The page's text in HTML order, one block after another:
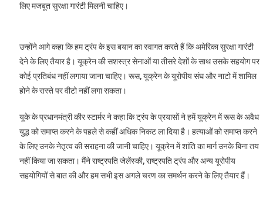
लिए मजबूत सुरक्षा गारंटी मिलनी चाहिए।
उन्होंने आगे कहा कि हम ट्रंप के इस बयान का स्वागत करते हैं कि अमेरिका सुरक्षा गारंटी
देने के लिए तैयार है। यूक्रेन की सशस्त्र सेनाओं या तीसरे देशों के साथ उसके सहयोग पर
कोई प्रतिबंध नहीं लगाया जाना चाहिए। रूस, यूक्रेन के यूरोपीय संघ और नाटो में शामिल
होने के रास्ते पर वीटो नहीं लगा सकता।
यूके के प्रधानमंत्री कीर स्टार्मर ने कहा कि ट्रंप के प्रयासों ने हमें यूक्रेन में रूस के अवैध
युद्ध को समाप्त करने के पहले से कहीं अधिक निकट ला दिया है। हत्याओं को समाप्त करने
के लिए उनके नेतृत्व की सराहना की जानी चाहिए। यूक्रेन में शांति का मार्ग उनके बिना तय
नहीं किया जा सकता। मैंने राष्ट्रपति जेलेंस्की, राष्ट्रपति ट्रंप और अन्य यूरोपीय
सहयोगियों से बात की और हम सभी इस अगले चरण का समर्थन करने के लिए तैयार हैं।